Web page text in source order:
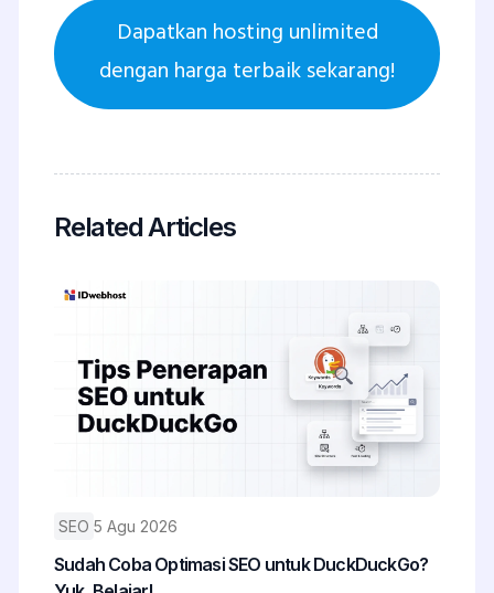
Dapatkan hosting unlimited
dengan harga terbaik sekarang!
Related Articles
SEO 5 Agu 2026
Sudah Coba Optimasi SEO untuk DuckDuckGo?